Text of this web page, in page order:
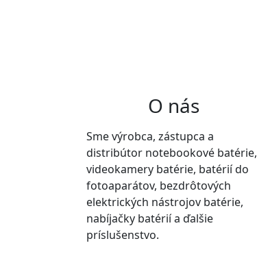
O nás
Sme výrobca, zástupca a
distribútor notebookové batérie,
videokamery batérie, batérií do
fotoaparátov, bezdrôtových
elektrických nástrojov batérie,
nabíjačky batérií a ďalšie
príslušenstvo.